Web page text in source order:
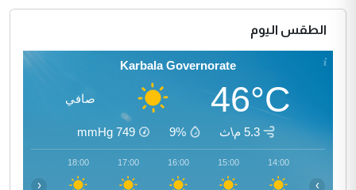
الطقس اليوم
Karbala Governorate
46°C صافي
5.3 م\ث 9%
749
mmHg
14:00
15:00
16:00
17:00
18:00
‹ ›